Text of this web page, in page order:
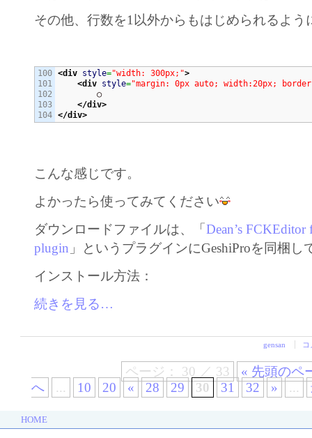
その他、行数を1以外からもはじめられるよう
100
101
102
103
<div style="width: 300px;">
<div style="margin: 0px auto; width:20px;
        ○
</div>
</div>
こんな感じです。
よかったら使ってみてください
ダウンロードファイルは、「Dean’s FCKEditor
plugin 」というプラグインにGeshiProを同梱し
インストール方法：
続きを見る…
gensan
ページ： 30 ／ 33
« 先頭のペ
へ
... 10 20 « 28 29 30 31 32 » ...
HOME